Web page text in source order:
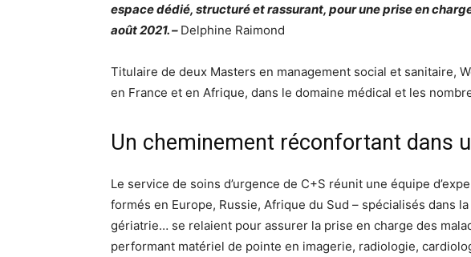
espace dédié, structuré et rassurant, pour une prise en
août 2021. – Delphine Raimond
Titulaire de deux Masters en management social et sanitaire,
en France et en Afrique, dans le domaine médical et les
Un cheminement réconfortant dans
Le service de soins d’urgence de C+S réunit une équipe
formés en Europe, Russie, Afrique du Sud – spécialisés dans
gériatrie… se relaient pour assurer la prise en charge des
performant matériel de pointe en imagerie, radiologie,